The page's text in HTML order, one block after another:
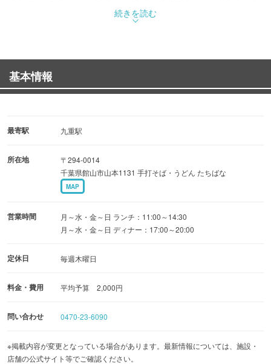
謝し、美味しい物を作るために手を抜かない商品作り「体
にやさしい物を」という教えを大切に食材を吟味し手作り
続きを読む
基本情報
最寄駅 九重駅
所在地
〒294-0014
千葉県館山市山本1131 手打そば・うどん たちばな
MAP
営業時間
月～水・金～日 ランチ：11:00～14:30
月～水・金～日 ディナー：17:00～20:00
定休日 毎週木曜日
料金・費用 平均予算 2,000円
問い合わせ 0470-23-6090
※掲載内容が変更となっている場合があります。最新情報については、施設・
店舗の公式サイト等でご確認ください。